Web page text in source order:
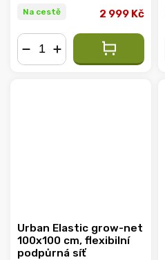
Na cestě 2 999 Kč
Urban Elastic grow-net
100x100 cm, flexibilní
podpůrná síť